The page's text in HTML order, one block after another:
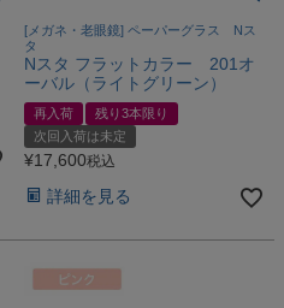
[メガネ・老眼鏡] ペーパーグラス Nス
タ
Nスタ フラットカラー 201オ
ーバル（ライトグリーン）
再入荷
残り3本限り
次回入荷は未定
¥17,600税込
詳細を見る